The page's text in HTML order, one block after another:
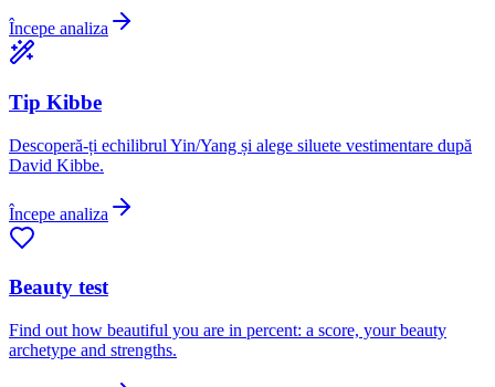
Începe analiza
Tip Kibbe
Descoperă-ți echilibrul Yin/Yang și alege siluete vestimentare după
David Kibbe.
Începe analiza
Beauty test
Find out how beautiful you are in percent: a score, your beauty
archetype and strengths.